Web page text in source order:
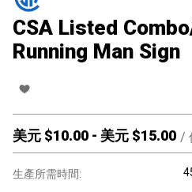
CSA Listed
Running Man Sign
美元 $10.00 - 美元 $15.00 /
生產所需時間: